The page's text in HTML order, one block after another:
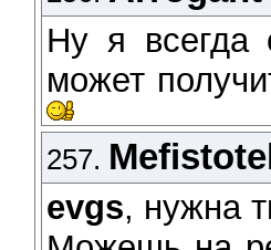
Ну я
может
257. Mefistotel
evgs, нужна